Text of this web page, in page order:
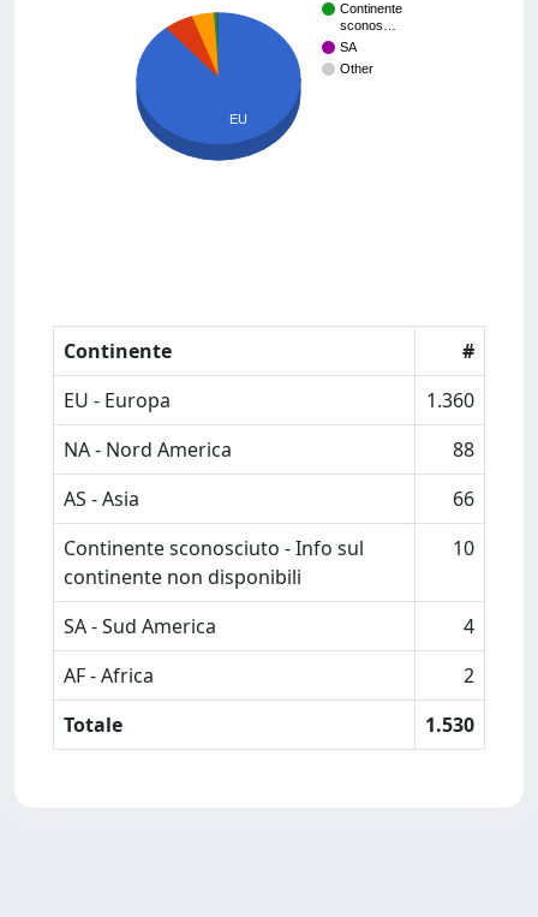
Continente
sconos…
SA
Other
EU
Continente
#
EU - Europa
1.360
NA - Nord America
88
AS - Asia
66
Continente sconosciuto - Info sul
continente non disponibili
10
SA - Sud America
4
AF - Africa
2
Totale
1.530